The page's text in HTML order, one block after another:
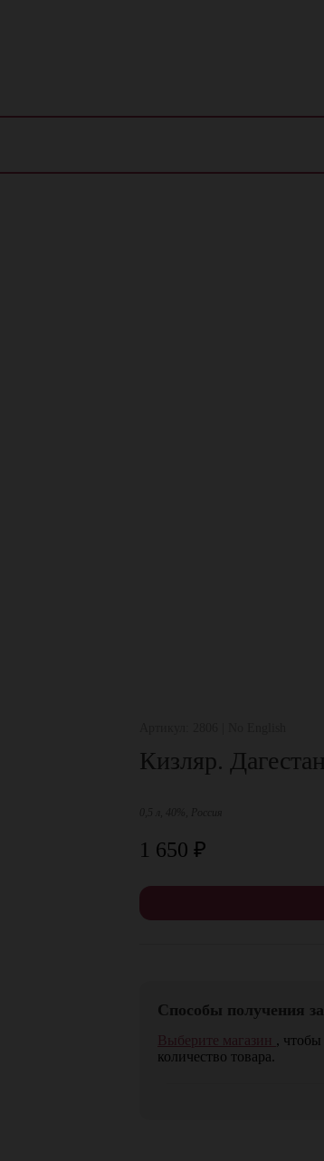
Кизляр.
1 650 ₽
Способы получения
Выберите магазин , чтобы
количество товара.